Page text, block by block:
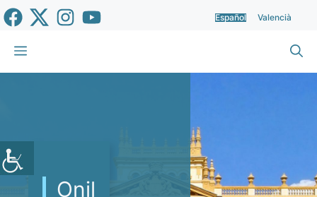
Saltar
al
contenido
Español Valencià
Menú
Onil